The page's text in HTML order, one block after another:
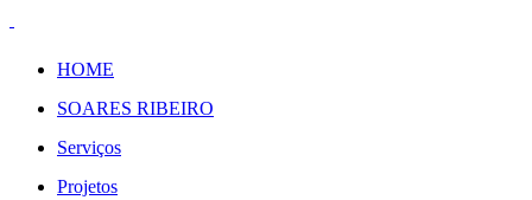
HOME
SOARES RIBEIRO
Serviços
Projetos